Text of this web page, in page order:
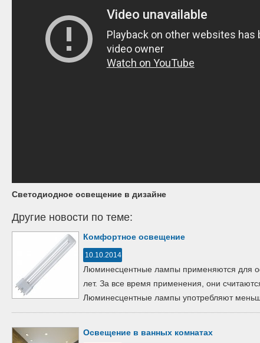
Светодиодное освещение в дизайне
Другие новости по теме:
Комфортное освещение
10.10.2014
Люминесцентные лампы применяются для
лет. За все время применения, они
Люминесцентные лампы употребляют
Освещение в ванных комнатах